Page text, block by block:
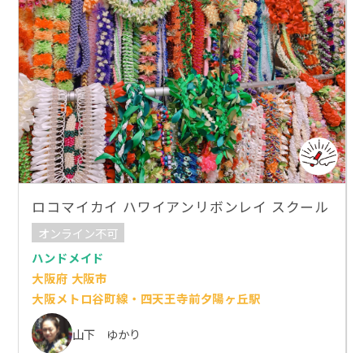
ロコマイカイ ハワイアンリボンレイ スクール
オンライン不可
ハンドメイド
大阪府 大阪市
大阪メトロ谷町線・四天王寺前夕陽ヶ丘駅
山下 ゆかり